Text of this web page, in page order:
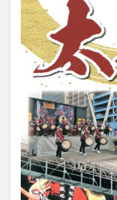
姫島村
子ども
宇佐市
居酒屋
庄内町カフェ
新店
日出
明豊
書店
津久見市
海
滝
漢方
玖珠郡
由布市
磨崖仏
祝祭
移転
竹田